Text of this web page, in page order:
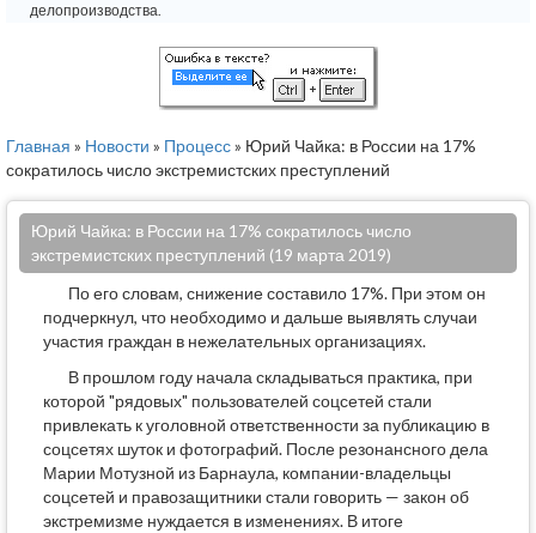
делопроизводства.
Главная » Новости » Процесс» Юрий Чайка: в России на 17%
сократилось число экстремистских преступлений
Юрий Чайка: в России на 17% сократилось число
экстремистских преступлений (19 марта 2019)
По его словам, снижение составило 17%. При этом он
подчеркнул, что необходимо и дальше выявлять случаи
участия граждан в нежелательных организациях.
В прошлом году начала складываться практика, при
которой "рядовых" пользователей соцсетей стали
привлекать к уголовной ответственности за публикацию в
соцсетях шуток и фотографий. После резонансного дела
Марии Мотузной из Барнаула, компании-владельцы
соцсетей и правозащитники стали говорить — закон об
экстремизме нуждается в изменениях. В итоге